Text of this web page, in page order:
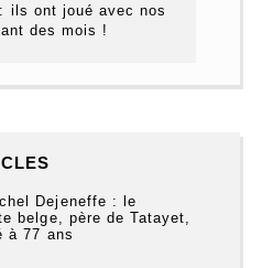
ils ont joué avec nos
des mois !
Dejeneffe : le
belge, père de Tatayet,
à 77 ans